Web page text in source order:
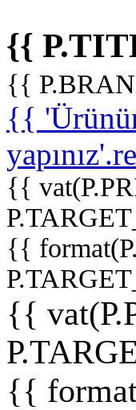
{{
{{
{{
{{
{{
{{
{{